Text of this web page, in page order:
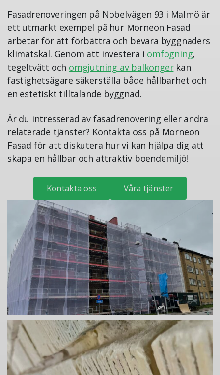
Fasadrenoveringen på Nobelvägen 93 i Malmö är
ett utmärkt exempel på hur Morneon Fasad
arbetar för att förbättra och bevara byggnaders
klimatskal. Genom att investera i omfogning,
tegeltvätt och omgjutning av balkongerkan
fastighetsägare säkerställa både hållbarhet och
en estetiskt tilltalande byggnad.
Är du intresserad av fasadrenovering eller andra
relaterade tjänster? Kontakta oss på Morneon
Fasad för att diskutera hur vi kan hjälpa dig att
skapa en hållbar och attraktiv boendemiljö!
Kontakta oss Våra tjänster